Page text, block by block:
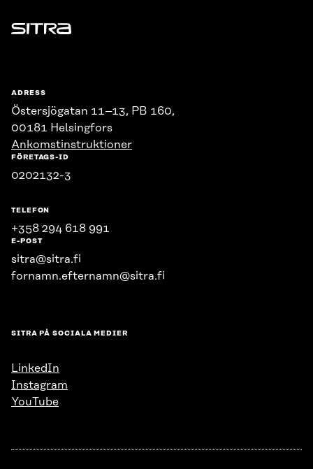
Sitra
ADRESS
Östersjögatan 11–13, PB 160,
00181 Helsingfors
Ankomstinstruktioner
FÖRETAGS-ID
0202132-3
TELEFON
+358 294 618 991
E-POST
sitra@sitra.fi
fornamn.efternamn@sitra.fi
SITRA PÅ SOCIALA MEDIER
LinkedIn
Instagram
YouTube